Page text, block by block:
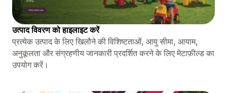
उत्पाद विवरण को हाइलाइट करें
प्रत्येक उत्पाद के लिए खिलौने की विशिष्टताओं, आयु सीमा, आयाम,
अनुकूलता और संग्रहणीय जानकारी प्रदर्शित करने के लिए मेटाफ़ील्ड का
उपयोग करें।